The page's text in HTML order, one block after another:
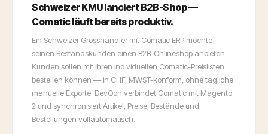
Schweizer KMU lanciert B2B-Shop —
Comatic läuft bereits produktiv.
Ein Schweizer Grosshändler mit Comatic ERP möchte
seinen Bestandskunden einen B2B-Onlineshop anbieten.
Kunden sollen mit ihren individuellen Comatic-Preislisten
bestellen können — in CHF, MWST-konform, ohne tägliche
manuelle Exporte. DevQon verbindet Comatic mit Magento
2 und synchronisiert Artikel, Preise, Bestände und
Bestellungen vollautomatisch.